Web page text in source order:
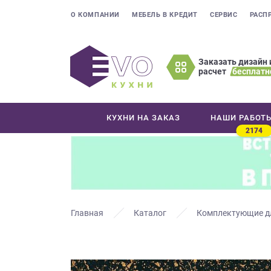
О КОМПАНИИ МЕБЕЛЬ В КРЕДИТ СЕРВИС
Заказать дизайн
расчет
КУХНИ НА ЗАКАЗ НАШИ
2174
Главная Каталог Комплектующие
ваши